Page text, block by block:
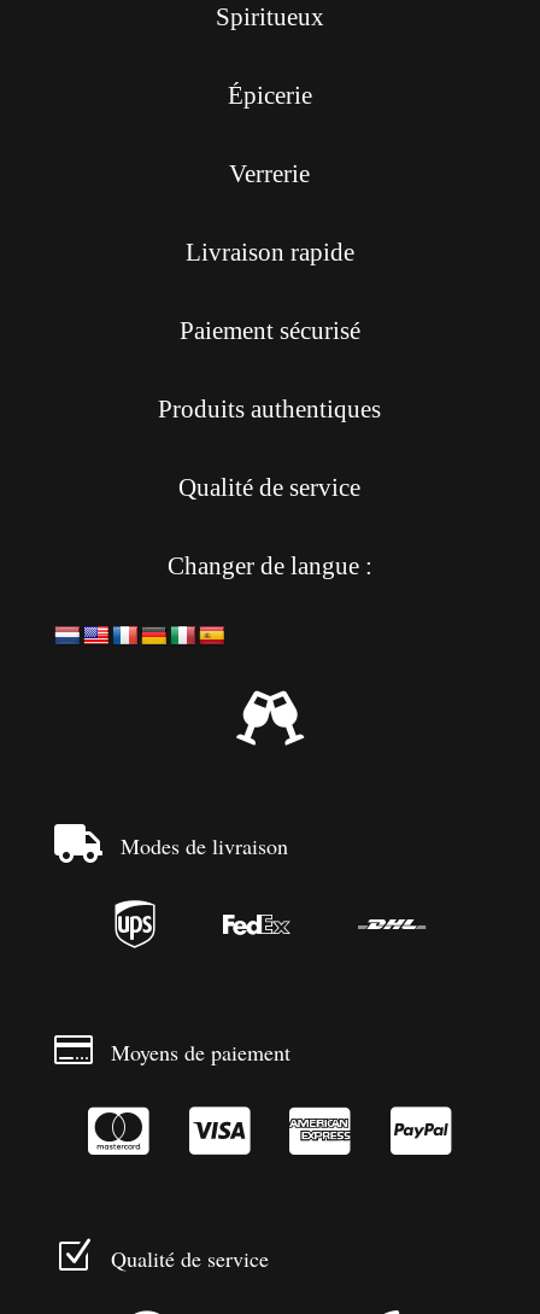
Spiritueux
Épicerie
Verrerie
Livraison rapide
Paiement sécurisé
Produits authentiques
Qualité de service
Changer de langue :

 Modes de livraison
  
 Moyens de paiement
   
Z Qualité de service